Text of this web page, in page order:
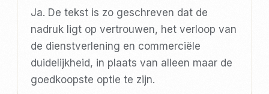
Ja. De tekst is zo geschreven dat de
nadruk ligt op vertrouwen, het verloop van
de dienstverlening en commerciële
duidelijkheid, in plaats van alleen maar de
goedkoopste optie te zijn.